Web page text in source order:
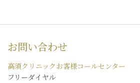
お問い合わせ
高須クリニックお客様コールセンター
フリーダイヤル